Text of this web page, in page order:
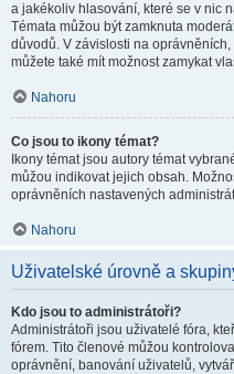
a jakékoliv hlasování, které se v nic
Témata můžou být zamknuta
důvodů. V závislosti na
můžete také mít možnost zamykat
Nahoru
Co jsou to ikony témat?
Ikony témat jsou autory témat
můžou indikovat jejich obsah.
oprávněních nastavených
Nahoru
Uživatelské úrovně a
Kdo jsou to administrátoři?
Administrátoři jsou uživatelé fóra,
fórem. Tito členové můžou
oprávnění, banování uživatelů,